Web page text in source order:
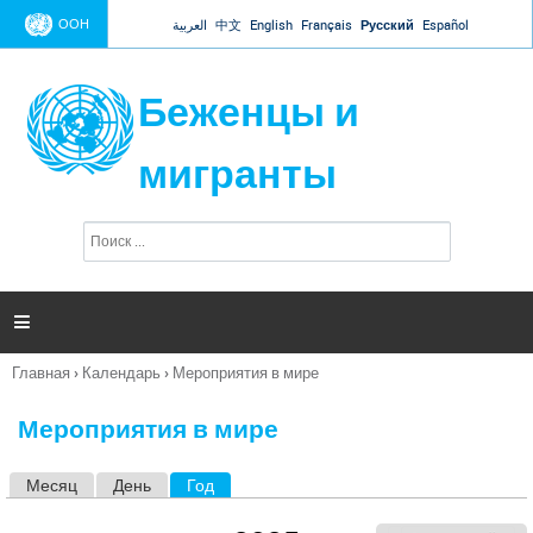
Jump to navigation
ООН العربية 中文 English Français Русский Español
Беженцы и
мигранты
п
и

Вы
Главная › Календарь › Мероприятия в мире
Мероприятия в мире
Месяц День Год